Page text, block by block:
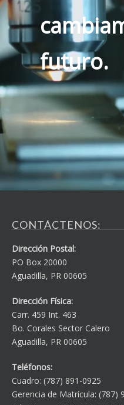
futuro.
CONTÁCTENOS:
Dirección Postal:
PO Box 20000
Aguadilla, PR 00605
Dirección Física:
Carr. 459 Int. 463
Bo. Corales Sector Calero
Aguadilla, PR 00605
Teléfonos:
Cuadro: (787) 891-0925
Gerencia de Matrícula: (787)